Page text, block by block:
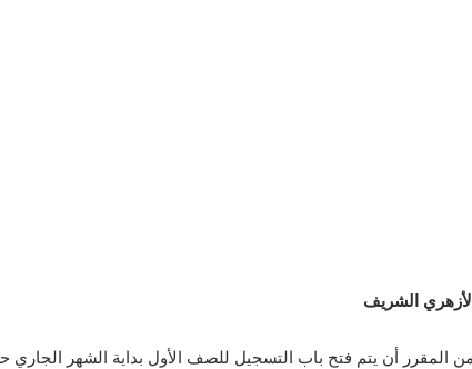
الشريف
أن يتم فتح باب التسجيل للصف الأول بداية الشهر الجاري